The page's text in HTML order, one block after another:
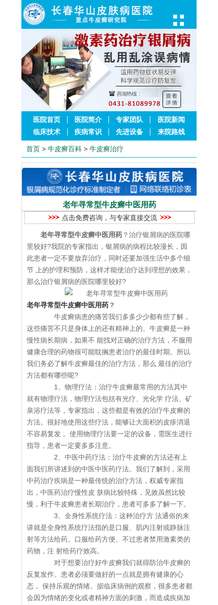
医院首页 医院简介 专家团队
医院新闻
临床技术
疾病常识 先进设备 来院路线
首页 > 牛皮癣百科 > 牛皮癣治疗
老年寻常型牛皮癣中医用药
点击免费咨询，与专家直接交流
老年寻常型牛皮癣中医用药 ？治疗银屑病的医院哪
里较好?我院的专家指出，银屑病的病程比较漫长，因
此患者一定不要放弃治疗，同时还要加强生活中多个细
节 上的护理和预防，这样才能使治疗达到理想的效果，
那么治疗银屑病的医院哪里较好?
老年寻常型牛皮癣中医用药 ？
牛皮癣病患的痛苦我们多多少少都有些了解，
这些痛苦不只是身体上的还有精神上的。牛皮癣是一种
慢性病长期病，如果不 能找对正确的治疗方法，不服用
健康合理的药物很可能耽搁患者治疗的最佳时期。所以
我们务必了解牛皮癣最佳的治疗方法，那么 最佳的治疗
方法都有哪些呢?
1、物理疗法：治疗牛皮癣最常用的方法其中
就有物理疗法，物理疗法包括有光疗、光化学 疗法、矿
泉浴疗法等，专家指出，这些都是有效的治疗牛皮癣的
方法。很好地使用这些疗法，能够让大面积的皮疹消退
不容易复发 。使用物理疗法要一定的设备，需医生进行
指导，患者一定要多多注意。
2、中医中药疗法：治疗牛皮癣的方法还有上
面我们所讲述到的中医中医药疗法。我们了解到，采用
中药治疗疾病是一种最传统的治疗方法，权威专家指
出，中医药治疗慢性皮 肤病比较特殊，见效虽然比较
慢，利于牛皮癣患者长期治疗，患者可多多了解一下。
3、全身性系统疗法：这种治疗方 法通俗的来
讲就是全身性系统疗法指的是口服、肌内注射或静脉注
射等方法给药。口服给药方便、不过患者禁用激素类的
药物，注 射给药疗效高。
对于想要治疗好牛皮癣我们就得防治牛皮癣的
反复发作。患者必须要做好的一点就是拥有健康的心
态， 保持乐观的情绪。据临床病例的观察，很多患者都
会因为情绪的变化或者精神方面的刺激，而造成疾病加